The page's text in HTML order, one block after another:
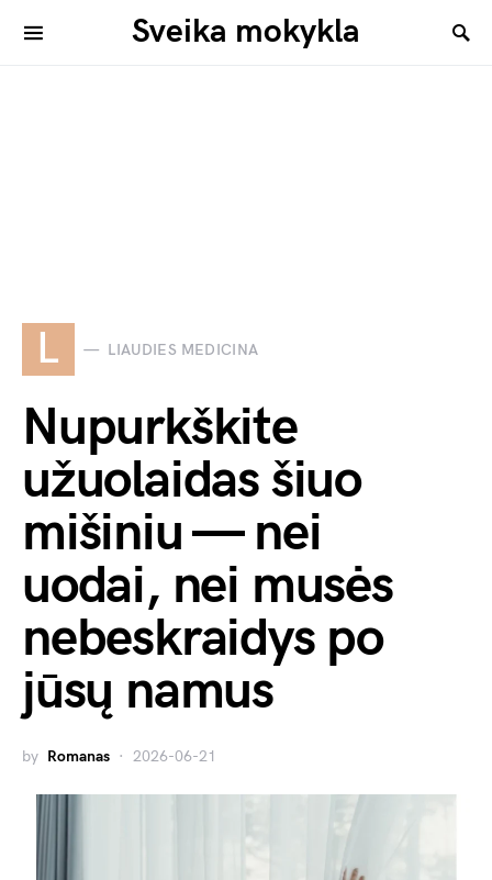
Sveika mokykla
L LIAUDIES MEDICINA
Nupurkškite
užuolaidas šiuo
mišiniu — nei
uodai, nei musės
nebeskraidys po
jūsų namus
by Romanas 2026-06-21